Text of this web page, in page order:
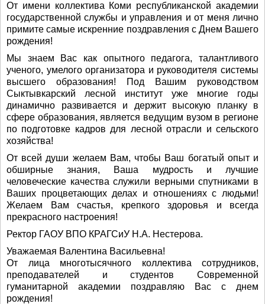
От имени коллектива Коми республиканской академии
государственной службы и управления и от меня лично
примите самые искренние поздравления с Днем Вашего
рождения!
Мы знаем Вас как опытного педагога, талантливого
ученого, умелого организатора и руководителя системы
высшего образования! Под Вашим руководством
Сыктывкарский лесной институт уже многие годы
динамично развивается и держит высокую планку в
сфере образования, является ведущим вузом в регионе
по подготовке кадров для лесной отрасли и сельского
хозяйства!
От всей души желаем Вам, чтобы Ваш богатый опыт и
обширные знания, Ваша мудрость и лучшие
человеческие качества служили верными спутниками в
Ваших процветающих делах и отношениях с людьми!
Желаем Вам счастья, крепкого здоровья и всегда
прекрасного настроения!
Ректор ГАОУ ВПО КРАГСиУ Н.А. Нестерова.
Уважаемая Валентина Васильевна!
От лица многотысячного коллектива сотрудников,
преподавателей и студентов Современной
гуманитарной академии поздравляю Вас с днем
рождения!